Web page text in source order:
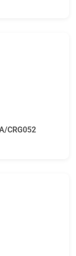
CRG052